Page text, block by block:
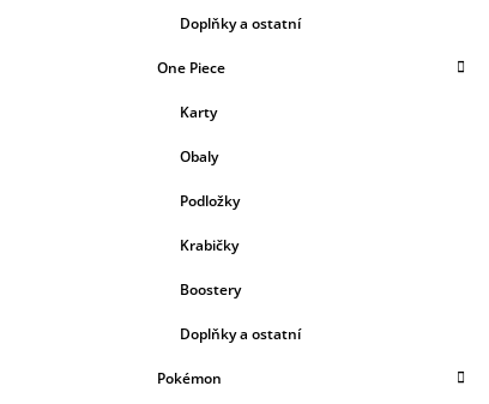
Doplňky a ostatní
One Piece
Karty
Obaly
Podložky
Krabičky
Boostery
Doplňky a ostatní
Pokémon